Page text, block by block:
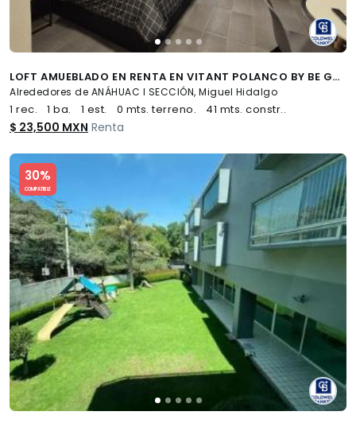
LOFT AMUEBLADO EN RENTA EN VITANT POLANCO BY BE GRAND, ANÁHUAC I, MIGUEL HIDALGO, CDMX
Alrededores de ANÁHUAC I SECCIÓN, Miguel Hidalgo
1 rec. 1 ba. 1 est. 0 mts. terreno. 41 mts. constr..
$ 23,500 MXN Renta
30%
COMPATIBLE
Slide 1 of 5